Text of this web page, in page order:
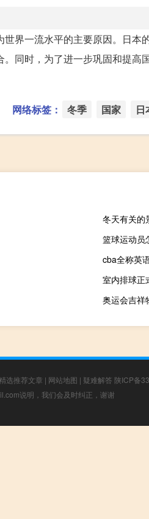
界一流水平的主要原因。日
同时，为了进一步巩固和提
网络标签： 冬季 国家 日
冬天有关的
篮球运动员
cba全称英
室内排球正
奥运会吉祥
选推荐文章 | 网站地图 | 疑难解答 陕ICP备
说明，我们会及时纠正，谢谢